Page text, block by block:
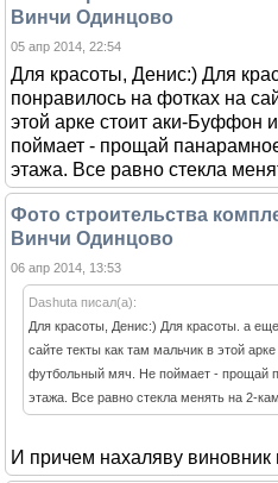
Винчи Одинцово
05 апр 2014, 22:54
Для красоты, Денис:) Для
понравилось на фотках на
этой арке стоит аки-Буффон
поймает - прощай
этажа. Все равно стекла
Фото строительства
Винчи Одинцово
06 апр 2014, 13:53
Dashuta писал(а):
Для красоты, Денис:) Для красоты. а
сайте текты как там мальчик в этой
футбольный мяч. Не поймает - прощай
этажа. Все равно стекла менять на 2-
И причем нахаляву виновник